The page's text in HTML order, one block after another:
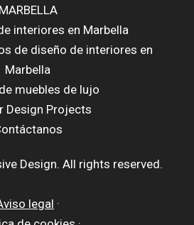
MARBELLA
interiores en Marbella
de diseño de interiores en
Marbella
muebles de lujo
Design Projects
Design. All rights reserved.
legal ·